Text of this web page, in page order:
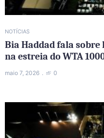
NOTÍCIAS
Bia Haddad fala
na estreia do WTA
maio 7, 2026 0